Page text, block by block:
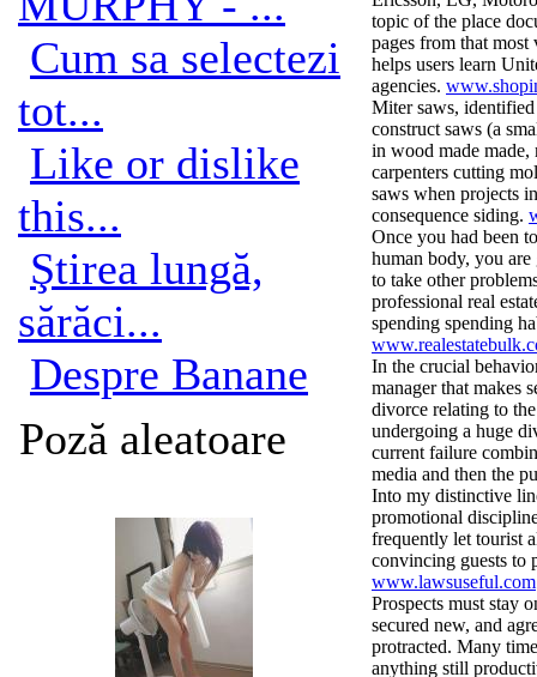
Cum sa selectezi
tot...
Like or dislike
this...
Ştirea lungă,
sărăci...
Despre Banane
Poză aleatoare
topic of the place
pages from that
helps users learn
agencies.
Miter saws, identified
construct saws (a
in wood made
carpenters cutting
saws when projects
consequence siding.
Once you had been
human body, you
to take other
professional real
spending spending
In the crucial
manager that makes
divorce relating to
undergoing a huge
current failure
media and then the
Into my distinctive
promotional
frequently let tourist
convincing guests to
www.lawsuseful.com
Prospects must stay
secured new, and
protracted. Many
anything still